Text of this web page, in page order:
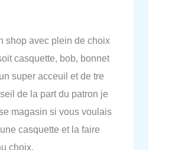
shop avec plein de choix
casquette, bob, bonnet
super acceuil et de tre
de la part du patron je
magasin si vous voulais
casquette et la faire
choix.